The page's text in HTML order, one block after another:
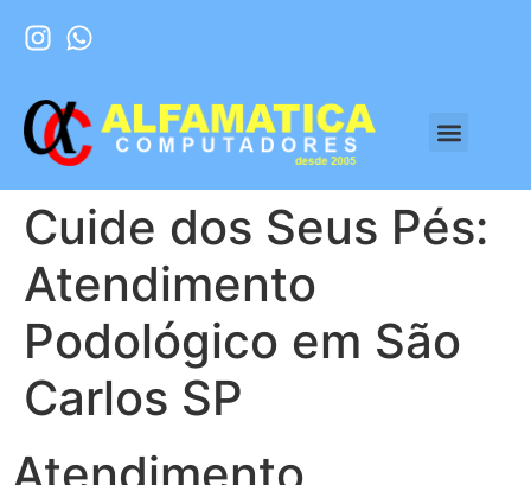
Cuide dos Seus Pés:
Atendimento
Podológico em São
Carlos SP